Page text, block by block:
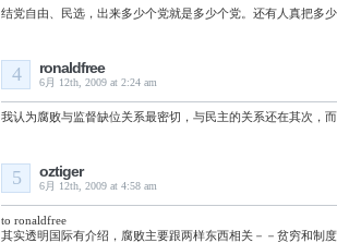
结党自由、民选，出来多少个党就是多少个党。还有人真把多
ronaldfree
6月 12th, 2009 at 2:24 am
4
我认为腐败与监督缺位关系最密切，与民主的关系还在其次，
oztiger
6月 12th, 2009 at 4:58 am
5
to ronaldfree
其实透明国际有介绍，腐败主要跟两样东西相关－－贫穷和制度